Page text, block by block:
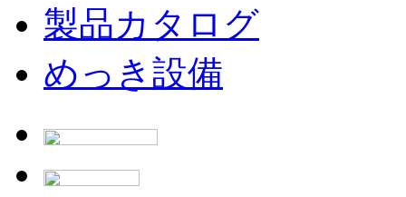
製品カタログ
めっき設備